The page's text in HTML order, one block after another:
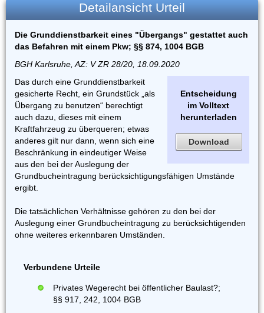
Detailansicht Urteil
Die Grunddienstbarkeit eines "Übergangs" gestattet auch
das Befahren mit einem Pkw; §§ 874, 1004 BGB
BGH Karlsruhe, AZ: V ZR 28/20, 18.09.2020
Entscheidung
im Volltext
herunterladen
Download
Das durch eine Grunddienstbarkeit
gesicherte Recht, ein Grundstück „als
Übergang zu benutzen“ berechtigt
auch dazu, dieses mit einem
Kraftfahrzeug zu überqueren; etwas
anderes gilt nur dann, wenn sich eine
Beschränkung in eindeutiger Weise
aus den bei der Auslegung der
Grundbucheintragung berücksichtigungsfähigen Umstände
ergibt.
Die tatsächlichen Verhältnisse gehören zu den bei der
Auslegung einer Grundbucheintragung zu berücksichtigenden
ohne weiteres erkennbaren Umständen.
Verbundene Urteile
Privates Wegerecht bei öffentlicher Baulast?;
§§ 917, 242, 1004 BGB